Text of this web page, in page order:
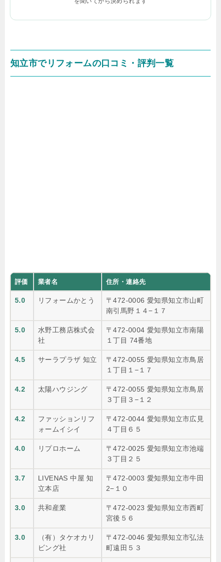
知立市でリフォームの口コミ・評判一覧
評価 業者名 住所・連絡先
5.0 リフォームかとう
〒472-0006 愛知県知立市山町
南引馬野１４−１７
5.0
水野工務店株式会
社
〒472-0004 愛知県知立市南陽
１丁目 74番地
4.5 サーラプラザ 知立
〒472-0055 愛知県知立市鳥居
１丁目１−１７
4.2 太陽ハウジング
〒472-0055 愛知県知立市鳥居
３丁目３−１２
4.2
ファッションリフ
ォームイシイ
〒472-0044 愛知県知立市広見
４丁目６５
4.0 リプロホーム
〒472-0025 愛知県知立市池端
３丁目２５
3.7
LIVENAS 中屋 知
立本店
〒472-0003 愛知県知立市牛田
2−１０
3.0 共和産業
〒472-0023 愛知県知立市西町
宮後５６
3.0
（有）タケオカリ
ビング社
〒472-0046 愛知県知立市弘法
町遠田５３